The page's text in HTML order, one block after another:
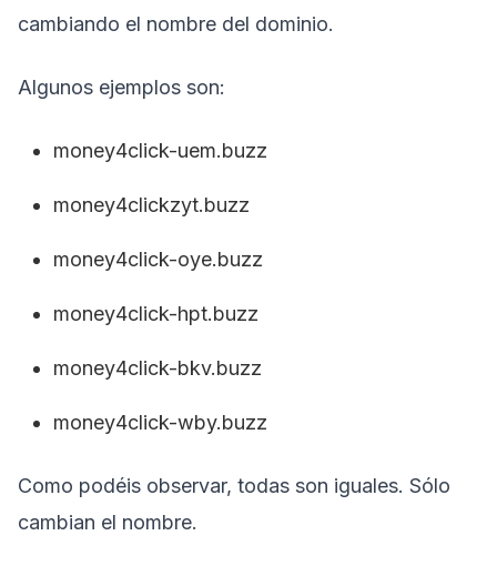
cambiando el nombre del dominio.
Algunos ejemplos son:
money4click-uem.buzz
money4clickzyt.buzz
money4click-oye.buzz
money4click-hpt.buzz
money4click-bkv.buzz
money4click-wby.buzz
Como podéis observar, todas son iguales. Sólo
cambian el nombre.